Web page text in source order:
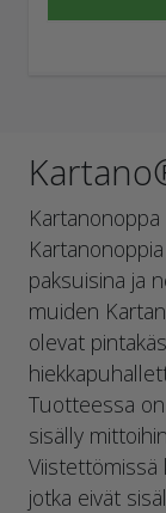
paksuisina ja
muiden
olevat
Tuotteessa
sisälly
Viistettömissä
jotka eivät